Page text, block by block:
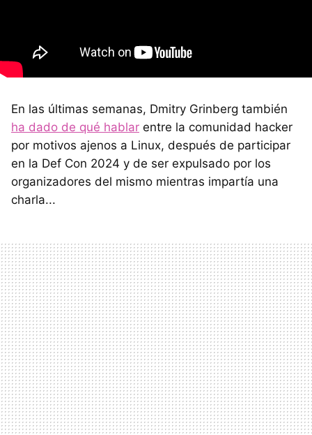
En las últimas semanas, Dmitry Grinberg también
ha dado de qué hablar entre la comunidad hacker
por motivos ajenos a Linux, después de participar
en la Def Con 2024 y de ser expulsado por los
organizadores del mismo mientras impartía una
charla...